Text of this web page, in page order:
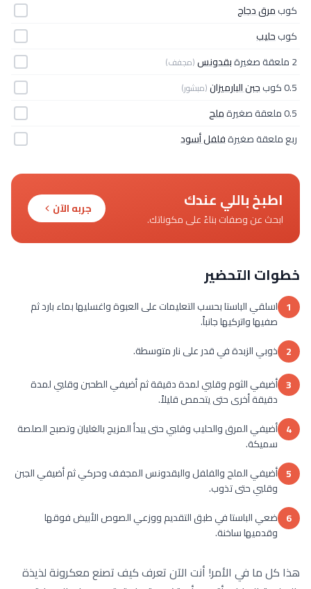
كوبمرق دجاج
كوبحليب
2 ملعقة صغيرة
بقدونس(مجفف)
0.5 كوب جبن البارميزان(مبشور)
0.5 ملعقة صغيرة
ملح
ربع ملعقة صغيرةفلفل أسود
اطبخ باللي عندك
ابحث عن وصفات بناءً على مكوناتك.
جربه الآن
خطوات التحضير
1 اسلقي الباستا بحسب التعليمات على العبوة واغسليها بماء بارد ثم
صفيها واتركيها جانباً.
2 ذوبي الزبدة في قدر على نار متوسطة.
3 أضيفي الثوم وقلبي لمدة دقيقة ثم أضيفي الطحبن وقلبي لمدة
دقيقة أخرى حتى يتحمص قليلاً.
4 أضيفي المرق والحليب وقلبي حتى يبدأ المزيج بالغليان وتصبح الصلصة
سميكة.
5 أضيفي الملح والفلفل والبقدونس المجفف وحركي ثم أضيفي الجبن
وقلبي حتى تذوب.
6 ضعي الباستا في طبق التقديم ووزعي الصوص الأبيض فوقها
وقدميها ساخنة.
هذا كل ما في الأمر! أنت الآن تعرف كيف تصنع معكرونة لذيذة